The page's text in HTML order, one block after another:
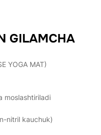
GILAMCHA
YOGA MAT)
moslashtiriladi
nitril kauchuk)